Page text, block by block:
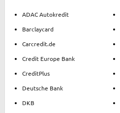
ADAC Autokredit
Barclaycard
Carcredit.de
Credit Europe Bank
CreditPlus
Deutsche Bank
DKB